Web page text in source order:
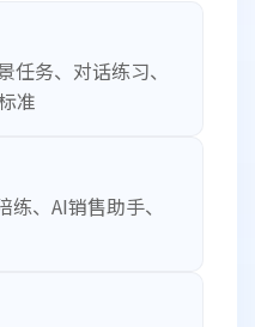
务、对话练习、
准
、AI销售助手、